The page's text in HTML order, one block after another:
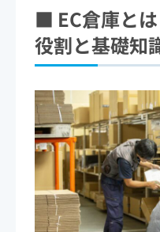
■ EC倉庫と
役割と基礎知